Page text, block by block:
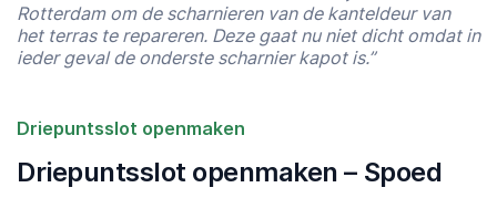
Rotterdam om de scharnieren van de kanteldeur van
het terras te repareren. Deze gaat nu niet dicht omdat in
ieder geval de onderste scharnier kapot is.”
Driepuntsslot openmaken
Driepuntsslot openmaken – Spoed